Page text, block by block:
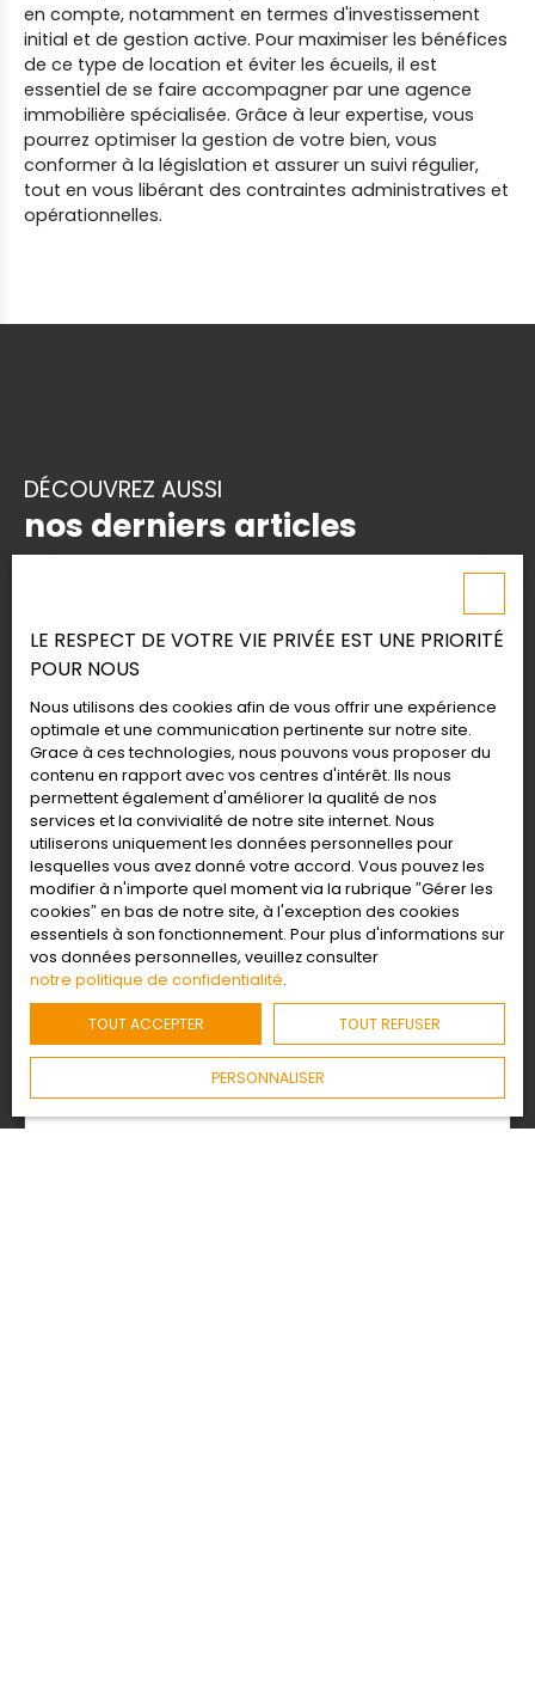
en compte, notamment en termes d'investissement
initial et de gestion active. Pour maximiser les bénéfices
de ce type de location et éviter les écueils, il est
essentiel de se faire accompagner par une agence
immobilière spécialisée. Grâce à leur expertise, vous
pourrez optimiser la gestion de votre bien, vous
conformer à la législation et assurer un suivi régulier,
tout en vous libérant des contraintes administratives et
opérationnelles.
DÉCOUVREZ AUSSI
nos derniers articles
Les étapes d'une vente immobilière
Découvrez toutes les étapes d'une vente
immobilière : estimation, diagnostics, visites,
compromis, signature chez le notaire… Nos
conseils pour vendre votre bien sereinement.
LE RESPECT DE VOTRE VIE PRIVÉE EST UNE PRIORITÉ
POUR NOUS
Nous utilisons des cookies afin de vous offrir une expérience
optimale et une communication pertinente sur notre site.
Grace à ces technologies, nous pouvons vous proposer du
contenu en rapport avec vos centres d'intérêt. Ils nous
permettent également d'améliorer la qualité de nos
services et la convivialité de notre site internet. Nous
utiliserons uniquement les données personnelles pour
lesquelles vous avez donné votre accord. Vous pouvez les
modifier à n'importe quel moment via la rubrique ″Gérer les
cookies″ en bas de notre site, à l'exception des cookies
essentiels à son fonctionnement. Pour plus d'informations sur
vos données personnelles, veuillez consulter
notre politique de confidentialité.
TOUT ACCEPTER TOUT REFUSER
PERSONNALISER